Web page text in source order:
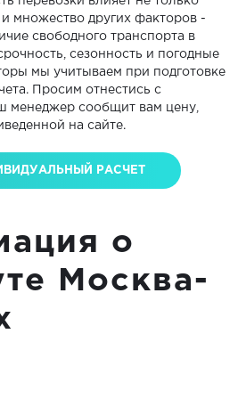
множество других факторов -
свободного транспорта в
сезонность и погодные
мы учитываем при подготовке
Просим отнестись с
менеджер сообщит вам цену,
на сайте.
РАСЧЕТ
о
Москва-